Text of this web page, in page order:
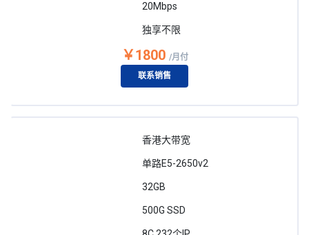
20Mbps
独享不限
￥1800 /月付
联系销售
香港大带宽
单路E5-2650v2
32GB
500G SSD